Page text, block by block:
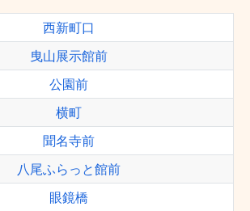
西新町口
曳山展示館前
公園前
横町
聞名寺前
八尾ふらっと館前
眼鏡橋